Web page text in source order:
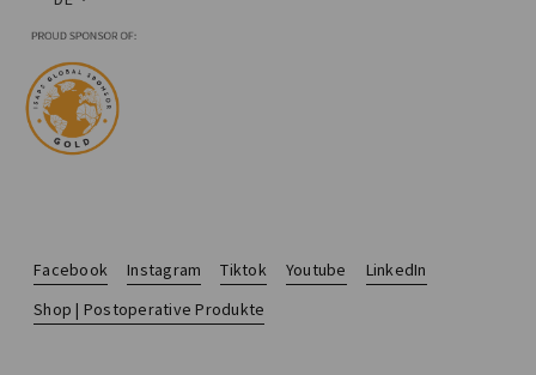
Facebook Instagram Tiktok Youtube
LinkedIn
Shop | Postoperative Produkte